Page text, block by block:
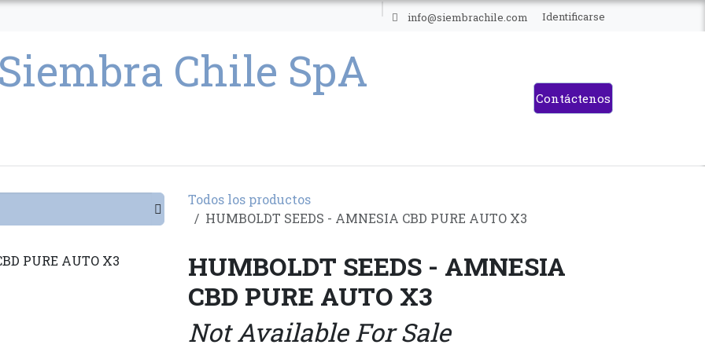
info@siembrachile.com Identificarse
Contáctenos
Todos los productos
HUMBOLDT SEEDS - AMNESIA CBD PURE AUTO X3
HUMBOLDT SEEDS - AMNESIA
CBD PURE AUTO X3
Not Available For Sale